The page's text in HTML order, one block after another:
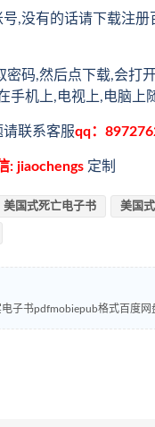
,没有的话请下载注
码,然后点下载,会打
手机上,电视上,电脑上
联系客服qq：
: jiaochengs 定制
美国式死亡电子书 美国
子书pdfmobiepub格式百度网